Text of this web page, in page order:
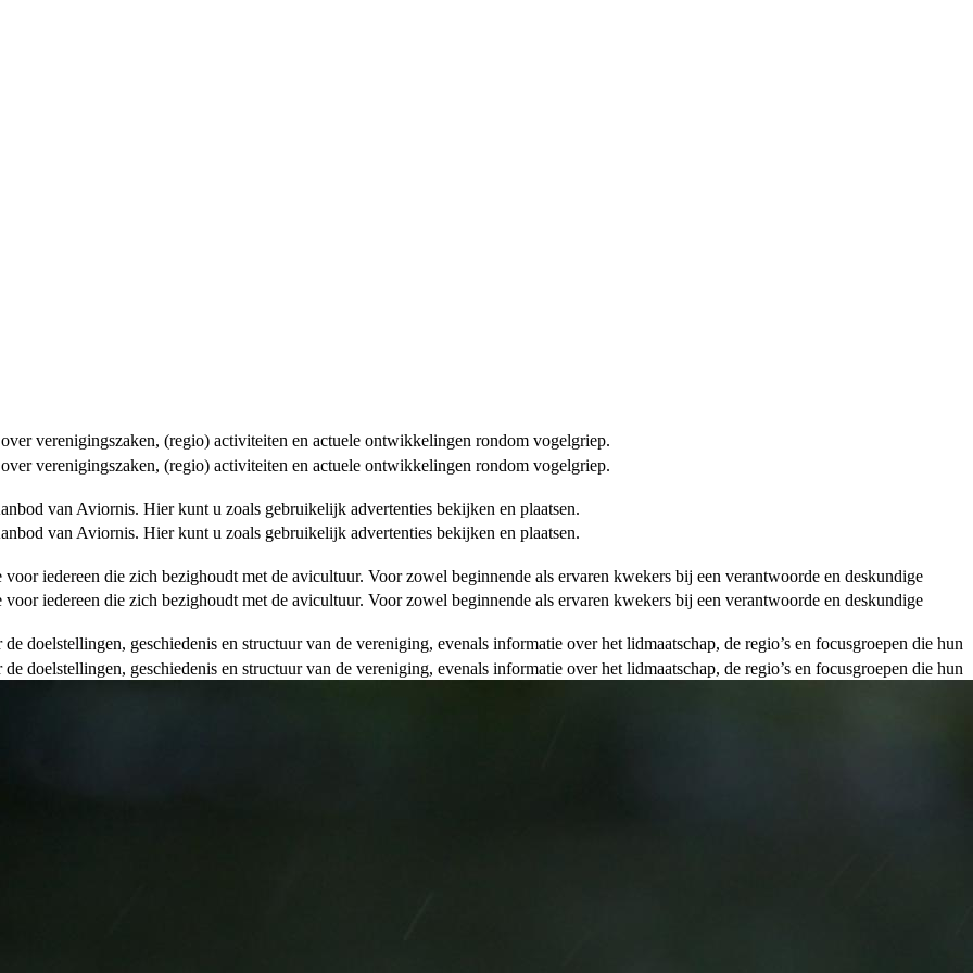
verenigingszaken, (regio) activiteiten en actuele ontwikkelingen rondom vogelgriep.
verenigingszaken, (regio) activiteiten en actuele ontwikkelingen rondom vogelgriep.
van Aviornis. Hier kunt u zoals gebruikelijk advertenties bekijken en plaatsen.
van Aviornis. Hier kunt u zoals gebruikelijk advertenties bekijken en plaatsen.
iedereen die zich bezighoudt met de avicultuur. Voor zowel beginnende als ervaren kwekers bij een verantwoorde en deskundige
iedereen die zich bezighoudt met de avicultuur. Voor zowel beginnende als ervaren kwekers bij een verantwoorde en deskundige
doelstellingen, geschiedenis en structuur van de vereniging, evenals informatie over het lidmaatschap, de regio’s en focusgroepen die hun
doelstellingen, geschiedenis en structuur van de vereniging, evenals informatie over het lidmaatschap, de regio’s en focusgroepen die hun